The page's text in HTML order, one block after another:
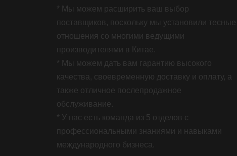
* Мы можем расширить ваш выбор
поставщиков, поскольку мы установили тесные
отношения со многими ведущими
производителями в Китае.
* Мы можем дать вам гарантию высокого
качества, своевременную доставку и оплату, а
также отличное послепродажное
обслуживание.
* У нас есть команда из 5 отделов с
профессиональными знаниями и навыками
международного бизнеса.